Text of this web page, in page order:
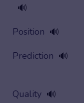
🔊
Position 🔊
Prediction 🔊
Quality 🔊